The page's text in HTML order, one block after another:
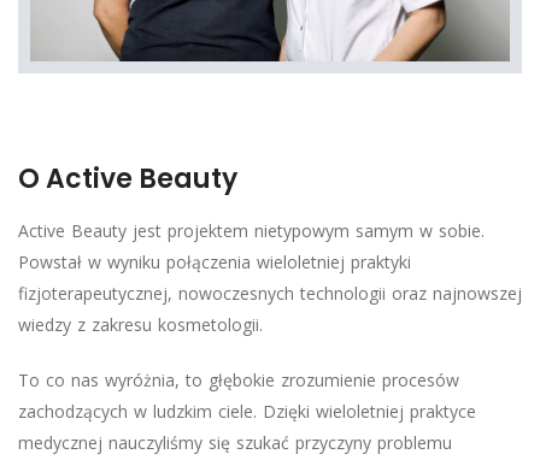
O Active Beauty
Active Beauty jest projektem nietypowym samym w sobie.
Powstał w wyniku połączenia wieloletniej praktyki
fizjoterapeutycznej, nowoczesnych technologii oraz najnowszej
wiedzy z zakresu kosmetologii.
To co nas wyróżnia, to głębokie zrozumienie procesów
zachodzących w ludzkim ciele. Dzięki wieloletniej praktyce
medycznej nauczyliśmy się szukać przyczyny problemu